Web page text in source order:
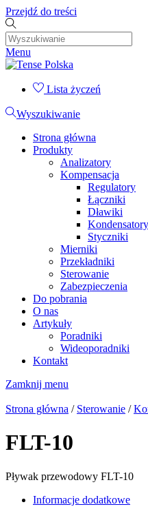
Przejdź do treści
Menu
Lista życzeń
Wyszukiwanie
Strona główna
Produkty
Analizatory
Kompensacja
Regulatory
Łączniki
Dławiki
Kondensatory
Styczniki
Mierniki
Przekładniki
Sterowanie
Zabezpieczenia
Do pobrania
O nas
Artykuły
Poradniki
Wideoporadniki
Kontakt
Zamknij menu
Strona główna / Sterowanie /
FLT-10
Pływak przewodowy FLT-10
Informacje dodatkowe